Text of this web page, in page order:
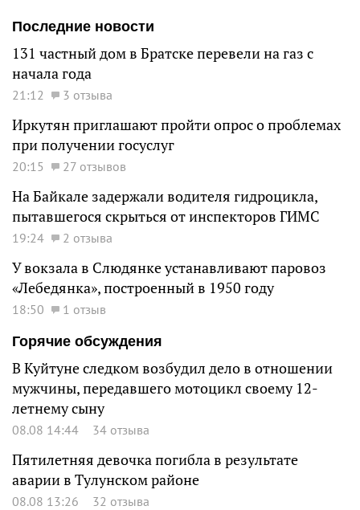
Последние новости
131 частный дом в Братске перевели на газ с
начала года
21:12 3 отзыва
Иркутян приглашают пройти опрос о проблемах
при получении госуслуг
20:15 27 отзывов
На Байкале задержали водителя гидроцикла,
пытавшегося скрыться от инспекторов ГИМС
19:24 2 отзыва
У вокзала в Слюдянке устанавливают паровоз
«Лебедянка», построенный в 1950 году
18:50
1 отзыв
Горячие обсуждения
В Куйтуне следком возбудил дело в отношении
мужчины, передавшего мотоцикл своему 12-
летнему сыну
08.08 14:44 34 отзыва
Пятилетняя девочка погибла в результате
аварии в Тулунском районе
08.08 13:26 32 отзыва